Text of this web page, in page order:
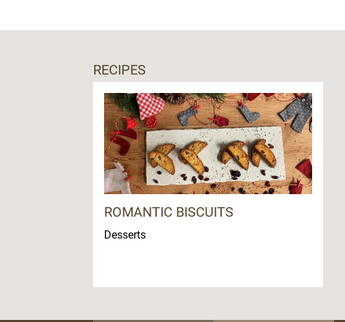
RECIPES
ROMANTIC BISCUITS
Desserts